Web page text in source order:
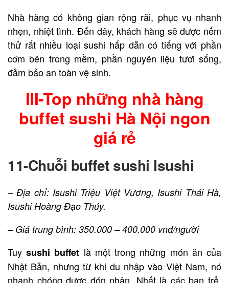
Nhà hàng có không gian rộng rãi, phục vụ nhanh
nhẹn, nhiệt tình. Đến đây, khách hàng sẽ được nếm
thử rất nhiều loại sushi hấp dẫn có tiếng với phần
cơm bên trong mềm, phần nguyên liệu tươi sống,
đảm bảo an toàn vệ sinh.
III-Top những nhà hàng
buffet sushi Hà Nội ngon
giá rẻ
11-Chuỗi buffet sushi Isushi
– Địa chỉ: Isushi Triệu Việt Vương, Isushi Thái Hà,
Isushi Hoàng Đạo Thúy.
– Giá trung bình: 350.000 – 400.000 vnđ/người
Tuysushi buffet là một trong những món ăn của
Nhật Bản, nhưng từ khi du nhập vào Việt Nam, nó
nhanh chóng được đón nhận. Nhất là các bạn trẻ,